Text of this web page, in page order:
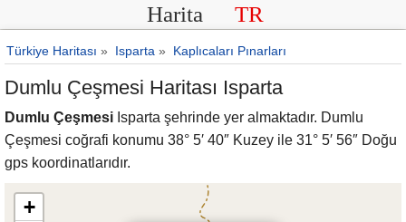
Harita TR
Türkiye Haritası » Isparta » Kaplıcaları Pınarları
Dumlu Çeşmesi Haritası Isparta
Dumlu Çeşmesi Isparta şehrinde yer almaktadır. Dumlu
Çeşmesi coğrafi konumu 38° 5′ 40″ Kuzey ile 31° 5′ 56″ Doğu
gps koordinatlarıdır.
+